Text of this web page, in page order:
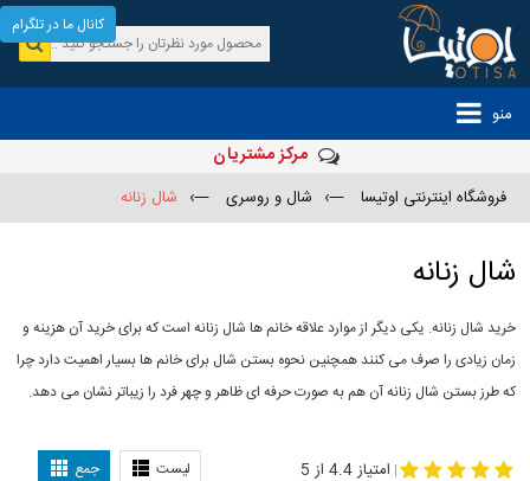
منو
مرکز مشتریان
فروشگاه اینترنتی اوتیسا —› شال و روسری —› شال زنانه
شال زنانه
خرید شال زنانه. یکی دیگر از موارد علاقه خانم ها شال زنانه است که برای خرید آن هزینه و
زمان زیادی را صرف می کنند همچنین نحوه بستن شال برای خانم ها بسیار اهمیت دارد چرا
که طرز بستن شال زنانه آن هم به صورت حرفه ای ظاهر و چهر فرد را زیباتر نشان می دهد.
لیست جمع | امتیاز 4.4 از 5
کانال ما در تلگرام